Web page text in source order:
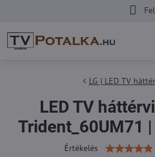
LG | LED TV
LED TV
Trident_60UM71
Értékelés